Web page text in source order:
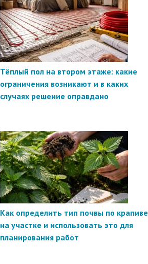
Тёплый пол на втором этаже: какие
ограничения возникают и в каких
случаях решение оправдано
Как определить тип почвы по крапиве
на участке и использовать это для
планирования работ